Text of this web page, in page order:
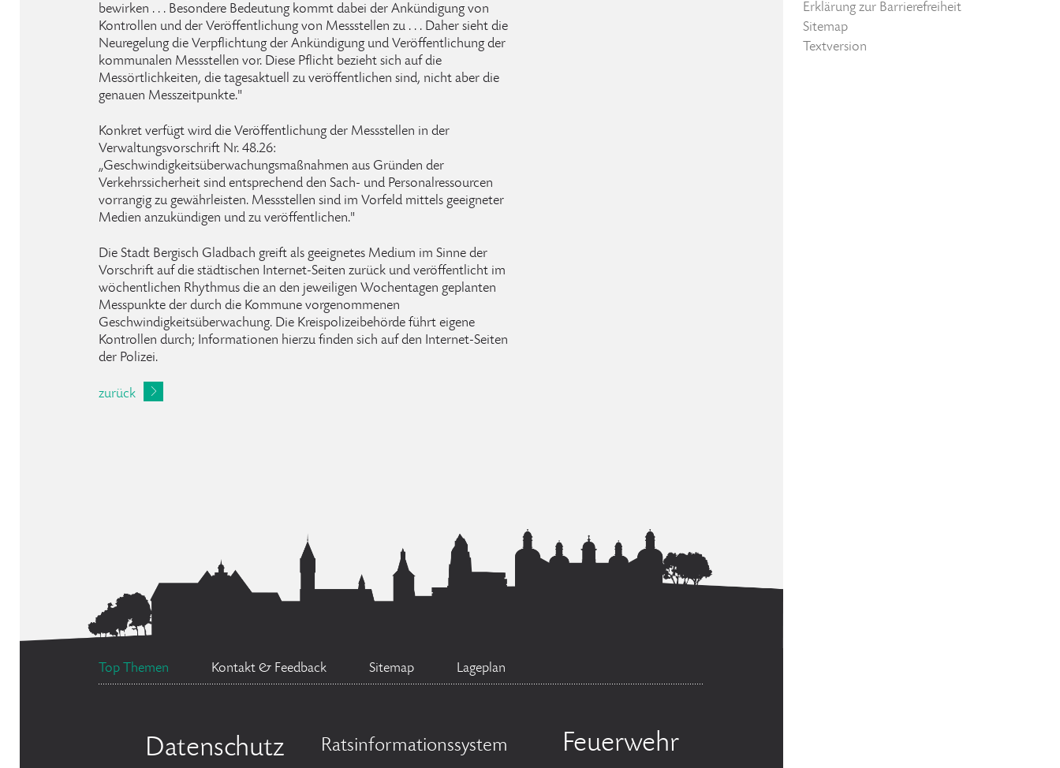
bewirken . . . Besondere Bedeutung kommt dabei der Ankündigung von
Kontrollen und der Veröffentlichung von Messstellen zu . . . Daher sieht die
Neuregelung die Verpflichtung der Ankündigung und Veröffentlichung der
kommunalen Messstellen vor. Diese Pflicht bezieht sich auf die
Messörtlichkeiten, die tagesaktuell zu veröffentlichen sind, nicht aber die
genauen Messzeitpunkte."
Konkret verfügt wird die Veröffentlichung der Messstellen in der
Verwaltungsvorschrift Nr. 48.26:
„Geschwindigkeitsüberwachungsmaßnahmen aus Gründen der
Verkehrssicherheit sind entsprechend den Sach- und Personalressourcen
vorrangig zu gewährleisten. Messstellen sind im Vorfeld mittels geeigneter
Medien anzukündigen und zu veröffentlichen."
Die Stadt Bergisch Gladbach greift als geeignetes Medium im Sinne der
Vorschrift auf die städtischen Internet-Seiten zurück und veröffentlicht im
wöchentlichen Rhythmus die an den jeweiligen Wochentagen geplanten
Messpunkte der durch die Kommune vorgenommenen
Geschwindigkeitsüberwachung. Die Kreispolizeibehörde führt eigene
Kontrollen durch; Informationen hierzu finden sich auf den Internet-Seiten
der Polizei.
zurück
Top Themen Kontakt & Feedback Sitemap Lageplan
Datenschutz Ratsinformationssystem Feuerwehr
Erklärung zur Barrierefreiheit
Sitemap
Textversion